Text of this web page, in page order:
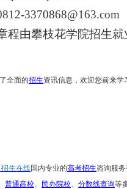
3370868@163.com
程由攀枝花学院招生就
全面的招生资讯信息，欢迎您前来
生在线国内专业的高考招生咨询服
普通高校、 民办院校、 分数线查询等